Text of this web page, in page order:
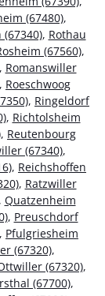
(67480),
(67340), Rothau
(67560),
Romanswiller
, Roeschwoog
, Ringeldorf
, Richtolsheim
, Reutenbourg
(67340),
, Reichshoffen
, Ratzwiller
Quatzenheim
, Preuschdorf
, Pfulgriesheim
(67320),
(67320),
(67700),